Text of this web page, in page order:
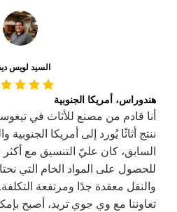
السيد لويس
هندوراس، أمريكا الجنوبية
أنا قادم من مصنع للأثاث في
ننتج أثاثًا يُورد إلى أمريكا الجنوبية
السابق، كان عليّ التنسيق مع
للحصول على المواد الخام التي
تعاوننا مع وي جوي تريد، أصبح